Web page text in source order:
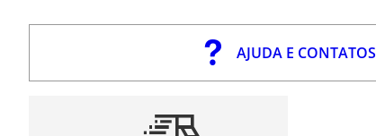
AJUDA E CONTATOS